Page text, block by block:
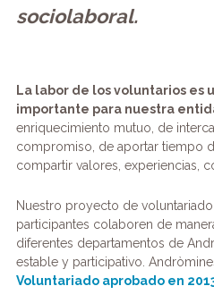
sociolaboral.
La labor de los voluntarios es
importante para nuestra
enriquecimiento mutuo, de
compromiso, de aportar tiempo
compartir valores, experiencias,
Nuestro proyecto de
participantes colaboren de
diferentes departamentos de
estable y participativo.
Voluntariado aprobado en